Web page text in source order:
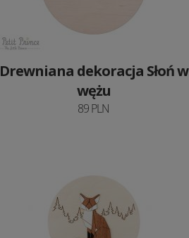
Drewniana dekoracja Słoń w
wężu
89 PLN